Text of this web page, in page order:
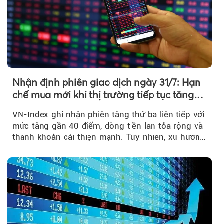
Nhận định phiên giao dịch ngày 31/7: Hạn
chế mua mới khi thị trường tiếp tục tăng
VN-Index ghi nhận phiên tăng thứ ba liên tiếp với
mức tăng gần 40 điểm, dòng tiền lan tỏa rộng và
thanh khoản cải thiện mạnh. Tuy nhiên, xu hướng